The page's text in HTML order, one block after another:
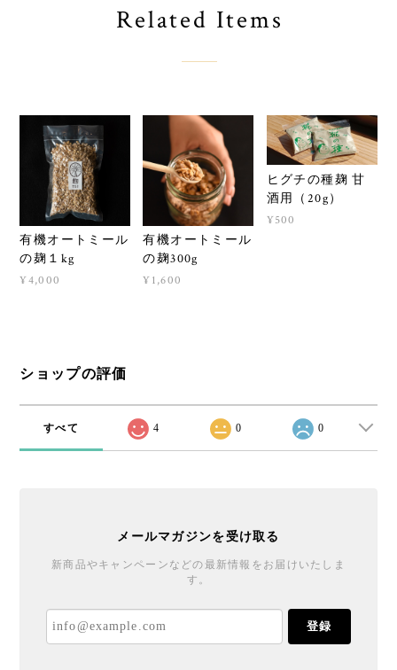
Related Items
有機オートミール
の麹１kg
¥4,000
有機オートミール
の麹300g
¥1,600
ヒグチの種麹 甘
酒用（20g）
¥500
ショップの評価
すべて 4 0 0
メールマガジンを受け取る
新商品やキャンペーンなどの最新情報をお届けいたしま
す。
登録